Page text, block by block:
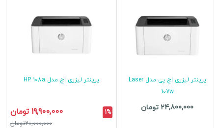
پرینتر لیزری اچ پی مدل Laser
107w
24,800,000 تومان
پرینتر لیزری اچ مدل HP 108a
1% 19,900,000 تومان
20,000,000تومان